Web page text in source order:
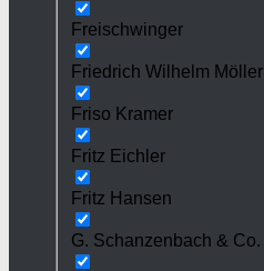
Freischwinger
Friedrich Wilhelm Möller
Friso Kramer
Fritz Eichler
Fritz Hansen
G. Schanzenbach & Co.